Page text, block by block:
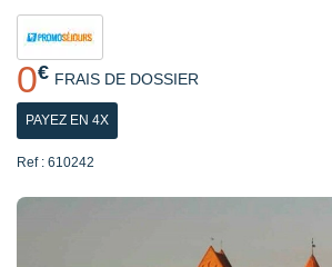
0€ FRAIS DE DOSSIER
PAYEZ EN 4X
Ref : 610242